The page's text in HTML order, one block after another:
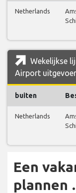
Netherlands
Wekelijkse
Airport
buiten
Netherlands
Een
plannen